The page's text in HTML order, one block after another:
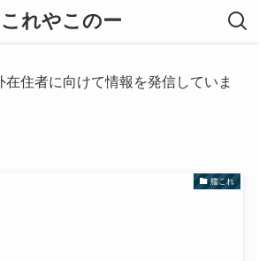
これやこのー
住者に向けて情報を発信していま
艦これ